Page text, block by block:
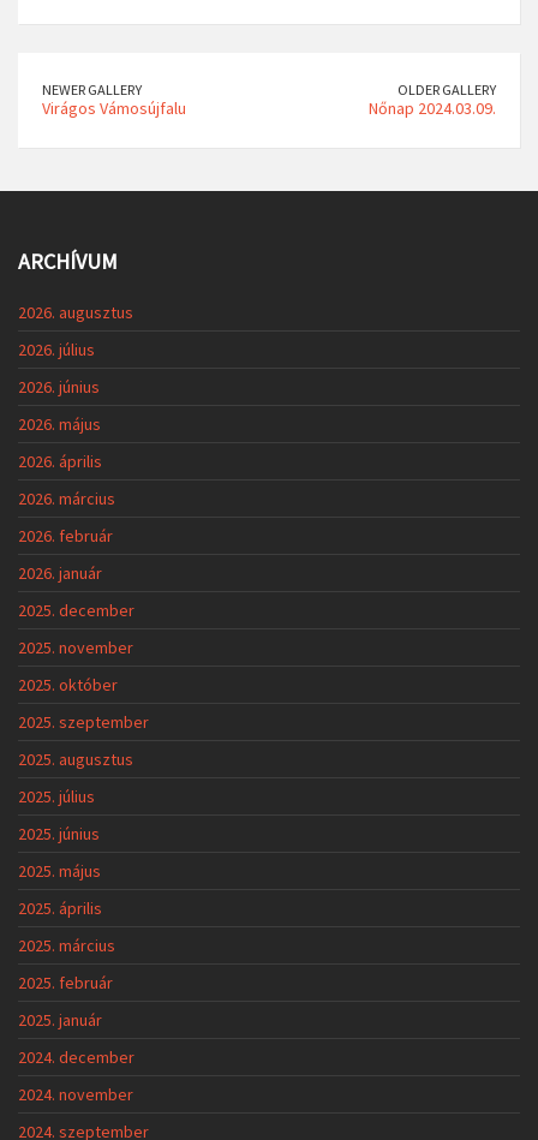
NEWER GALLERY
Virágos Vámosújfalu
OLDER GALLERY
Nőnap 2024.03.09.
ARCHÍVUM
2026. augusztus
2026. július
2026. június
2026. május
2026. április
2026. március
2026. február
2026. január
2025. december
2025. november
2025. október
2025. szeptember
2025. augusztus
2025. július
2025. június
2025. május
2025. április
2025. március
2025. február
2025. január
2024. december
2024. november
2024. szeptember